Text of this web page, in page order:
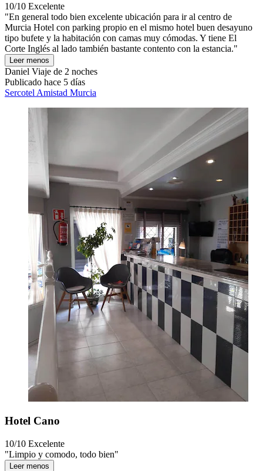
10/10 Excelente
"En general todo bien excelente ubicación para ir al centro de
Murcia Hotel con parking propio en el mismo hotel buen desayuno
tipo bufete y la habitación con camas muy cómodas. Y tiene El
Corte Inglés al lado también bastante contento con la estancia."
Leer menos
Daniel Viaje de 2 noches
Publicado hace 5 días
Sercotel Amistad Murcia
Hotel Cano
10/10 Excelente
"Limpio y comodo, todo bien"
Leer menos